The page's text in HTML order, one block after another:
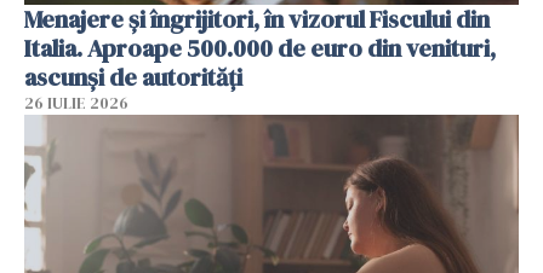
Menajere și îngrijitori, în vizorul Fiscului din
Italia. Aproape 500.000 de euro din venituri,
ascunși de autorități
26 IULIE 2026